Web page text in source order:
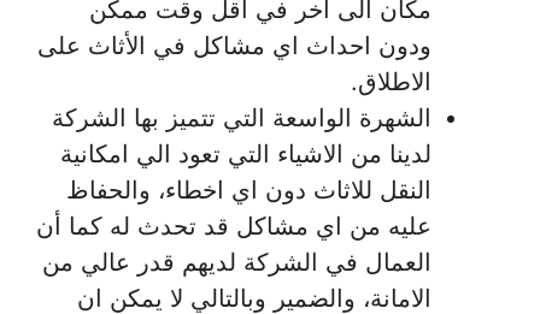
مكان الى اخر في اقل وقت ممكن
ودون احداث اي مشاكل في الأثاث على
الاطلاق.
الشهرة الواسعة التي تتميز بها الشركة
لدينا من الاشياء التي تعود الي امكانية
النقل للاثاث دون اي اخطاء، والحفاظ
عليه من اي مشاكل قد تحدث له كما أن
العمال في الشركة لديهم قدر عالي من
الامانة، والضمير وبالتالي لا يمكن ان